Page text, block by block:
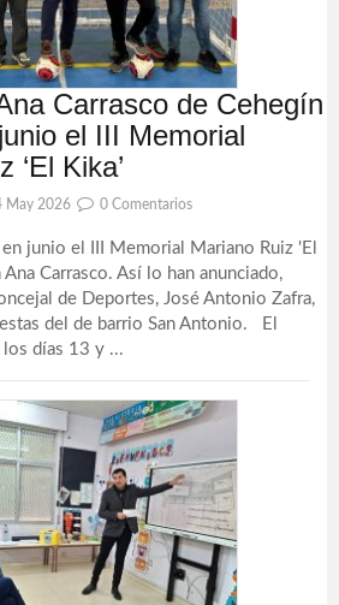
Carrasco de Cehegín
el III Memorial
‘El Kika’
May 2026 0 Comentarios
junio el III Memorial Mariano Ruiz 'El
Carrasco. Así lo han anunciado,
de Deportes, José Antonio Zafra,
del de barrio San Antonio. El
días 13 y ...